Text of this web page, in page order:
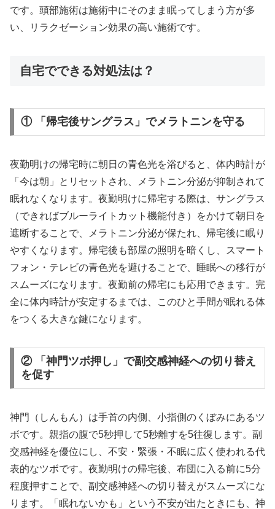
です。頭部施術は施術中にそのまま眠ってしまう方が多
い、リラクゼーション効果の高い施術です。
自宅でできる対処法は？
① 「帰宅後サングラス」でメラトニンを守る
夜勤明けの帰宅時に朝日の青色光を浴びると、体内時計が
「今は朝」とリセットされ、メラトニン分泌が抑制されて
眠れなくなります。夜勤明けに帰宅する際は、サングラス
（できればブルーライトカット機能付き）をかけて朝日を
遮断することで、メラトニン分泌が保たれ、帰宅後に眠り
やすくなります。帰宅後も部屋の照明を暗くし、スマート
フォン・テレビの青色光を避けることで、睡眠への移行が
スムーズになります。夜勤前の帰宅にも応用できます。完
全に体内時計が安定するまでは、このひと手間が眠れる体
をつくる大きな鍵になります。
② 「神門ツボ押し」で副交感神経への切り替え
を促す
神門（しんもん）は手首の内側、小指側のくぼみにあるツ
ボです。親指の腹で5秒押して5秒離すを5往復します。副
交感神経を優位にし、不安・緊張・不眠に広く使われる代
表的なツボです。夜勤明けの帰宅後、布団に入る前に5分
程度押すことで、副交感神経への切り替えがスムーズにな
ります。「眠れないかも」という不安が出たときにも、神